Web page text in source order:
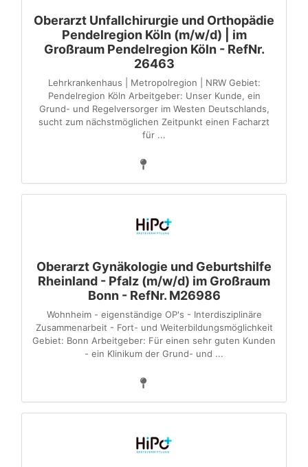
Oberarzt Unfallchirurgie und Orthopädie
Pendelregion Köln (m/w/d) | im
Großraum Pendelregion Köln - RefNr.
26463
Lehrkrankenhaus | Metropolregion | NRW Gebiet:
Pendelregion Köln Arbeitgeber: Unser Kunde, ein
Grund- und Regelversorger im Westen Deutschlands,
sucht zum nächstmöglichen Zeitpunkt einen Facharzt
für ...
Oberarzt Gynäkologie und Geburtshilfe
Rheinland - Pfalz (m/w/d) im Großraum
Bonn - RefNr. M26986
Wohnheim - eigenständige OP's - Interdisziplinäre
Zusammenarbeit - Fort- und Weiterbildungsmöglichkeit
Gebiet: Bonn Arbeitgeber: Für einen sehr guten Kunden
- ein Klinikum der Grund- und ...